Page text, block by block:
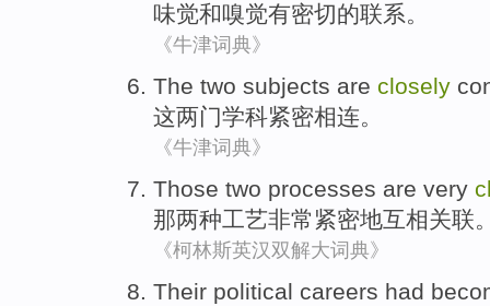
味觉和嗅觉有密切的联系。
《牛津词典》
The two subjects are closely
这两门学科紧密相连。
《牛津词典》
Those two processes are very
那两种工艺非常 紧密地互相关联
《柯林斯英汉双解大词典》
Their political careers had